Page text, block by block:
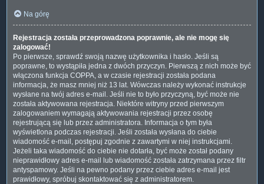
Na górę
Rejestracja została przeprowadzona poprawnie, ale nie mogę się
zalogować!
Po pierwsze, sprawdź swoją nazwę użytkownika i hasło. Jeśli są
poprawne, to wystąpiła jedna z dwóch przyczyn. Pierwszą z nich może być
włączona funkcja COPPA, a w czasie rejestracji została podana
informacja, że masz mniej niż 13 lat. Wówczas należy wykonać instrukcje
wysłane na twój adres e-mail. Jeśli nie to było przyczyną, być może nie
została aktywowana rejestracja. Niektóre witryny przed pierwszym
zalogowaniem wymagają aktywowania rejestracji przez osobę
rejestrującą się lub przez administratora. Informacja o tym była
wyświetlona podczas rejestracji. Jeśli została wysłana do ciebie
wiadomość e-mail, postępuj zgodnie z zawartymi w niej instrukcjami.
Jeżeli taka wiadomość do ciebie nie dotarła, być może został podany
nieprawidłowy adres e-mail lub wiadomość została zatrzymana przez filtr
antyspamowy. Jeśli na pewno podany przez ciebie adres e-mail jest
prawidłowy, spróbuj skontaktować się z administratorem.